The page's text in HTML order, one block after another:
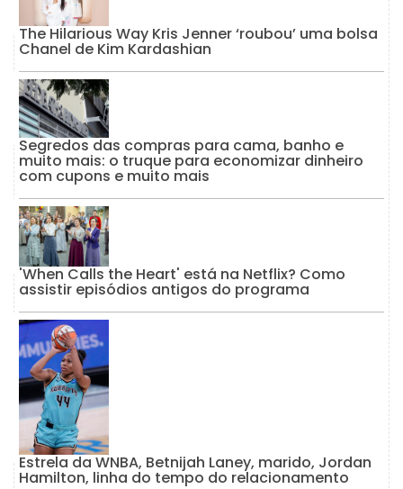
The Hilarious Way Kris Jenner ‘roubou’ uma bolsa
Chanel de Kim Kardashian
Segredos das compras para cama, banho e
muito mais: o truque para economizar dinheiro
com cupons e muito mais
'When Calls the Heart' está na Netflix? Como
assistir episódios antigos do programa
Estrela da WNBA, Betnijah Laney, marido, Jordan
Hamilton, linha do tempo do relacionamento